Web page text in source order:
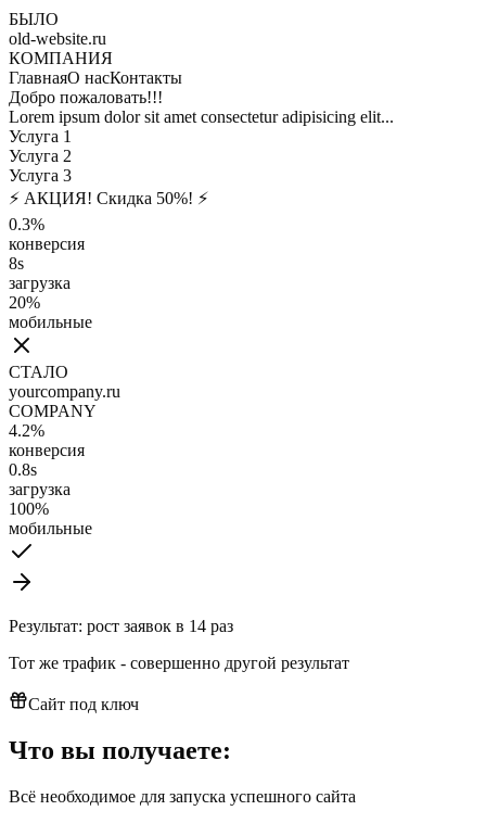
БЫЛО
old-website.ru
КОМПАНИЯ
ГлавнаяО насКонтакты
Добро пожаловать!!!
Lorem ipsum dolor sit amet consectetur adipisicing elit...
Услуга 1
Услуга 2
Услуга 3
⚡ АКЦИЯ! Скидка 50%! ⚡
0.3%
конверсия
8s
загрузка
20%
мобильные
СТАЛО
yourcompany.ru
COMPANY
4.2%
конверсия
0.8s
загрузка
100%
мобильные
Результат: рост заявок в 14 раз
Тот же трафик - совершенно другой результат
Сайт под ключ
Что вы получаете:
Всё необходимое для запуска успешного сайта